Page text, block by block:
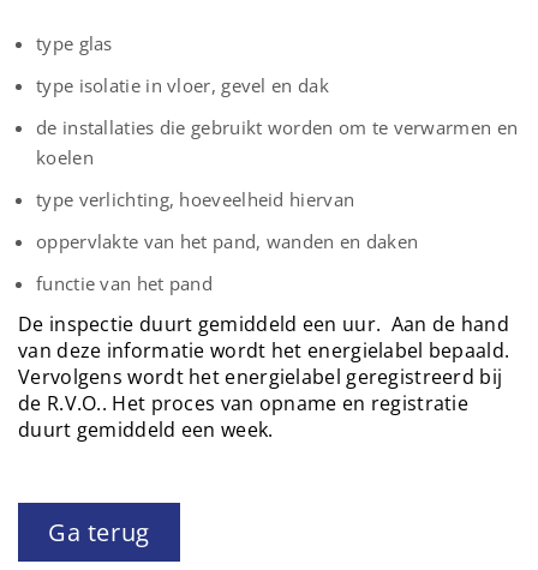
type glas
type isolatie in vloer, gevel en dak
de installaties die gebruikt worden om te verwarmen en
koelen
type verlichting, hoeveelheid hiervan
oppervlakte van het pand, wanden en daken
functie van het pand
De inspectie duurt gemiddeld een uur. Aan de hand
van deze informatie wordt het energielabel bepaald.
Vervolgens wordt het energielabel geregistreerd bij
de R.V.O.. Het proces van opname en registratie
duurt gemiddeld een week.
Ga terug